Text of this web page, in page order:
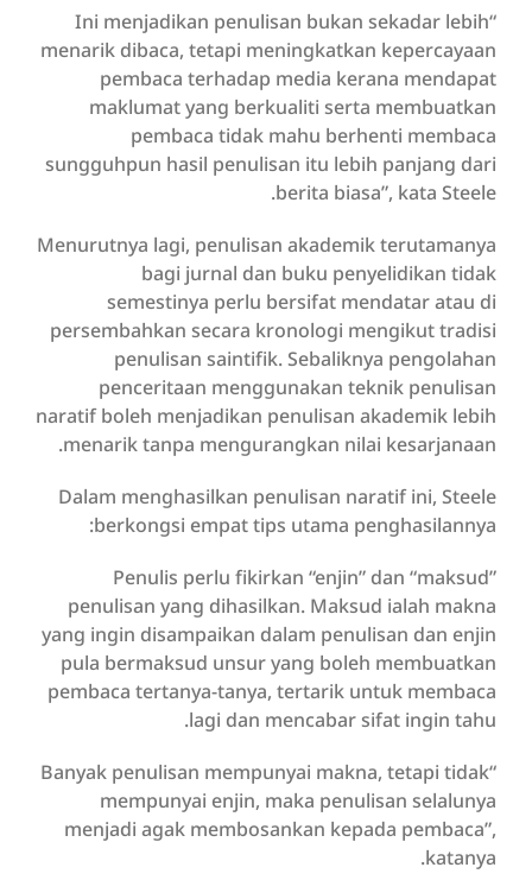
“Ini menjadikan penulisan bukan sekadar lebih
menarik dibaca, tetapi meningkatkan kepercayaan
pembaca terhadap media kerana mendapat
maklumat yang berkualiti serta membuatkan
pembaca tidak mahu berhenti membaca
sungguhpun hasil penulisan itu lebih panjang dari
berita biasa”, kata Steele.
Menurutnya lagi, penulisan akademik terutamanya
bagi jurnal dan buku penyelidikan tidak
semestinya perlu bersifat mendatar atau di
persembahkan secara kronologi mengikut tradisi
penulisan saintifik. Sebaliknya pengolahan
penceritaan menggunakan teknik penulisan
naratif boleh menjadikan penulisan akademik lebih
menarik tanpa mengurangkan nilai kesarjanaan.
Dalam menghasilkan penulisan naratif ini, Steele
berkongsi empat tips utama penghasilannya:
Penulis perlu fikirkan “enjin” dan “maksud”
penulisan yang dihasilkan. Maksud ialah makna
yang ingin disampaikan dalam penulisan dan enjin
pula bermaksud unsur yang boleh membuatkan
pembaca tertanya-tanya, tertarik untuk membaca
lagi dan mencabar sifat ingin tahu.
“Banyak penulisan mempunyai makna, tetapi tidak
mempunyai enjin, maka penulisan selalunya
menjadi agak membosankan kepada pembaca”,
katanya.